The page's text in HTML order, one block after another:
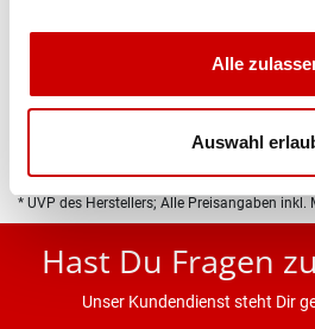
Alle
Auswahl
Produktbeschreibung
Eigenschaften
* UVP des Herstellers; Alle Preisangaben inkl.
Hast Du Fragen
Unser Kundendienst steht Dir